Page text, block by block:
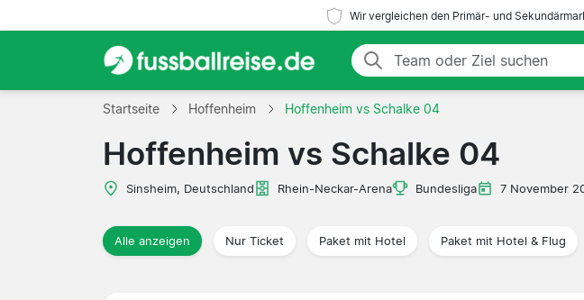
Wir vergleichen den Primär- und
Startseite Hoffenheim Hoffenheim vs Schalke 04
Hoffenheim vs Schalke 04
Sinsheim, Deutschland Rhein-Neckar-Arena Bundesliga 7 November
Alle anzeigen Nur Ticket Paket mit Hotel Paket mit Hotel & Flug